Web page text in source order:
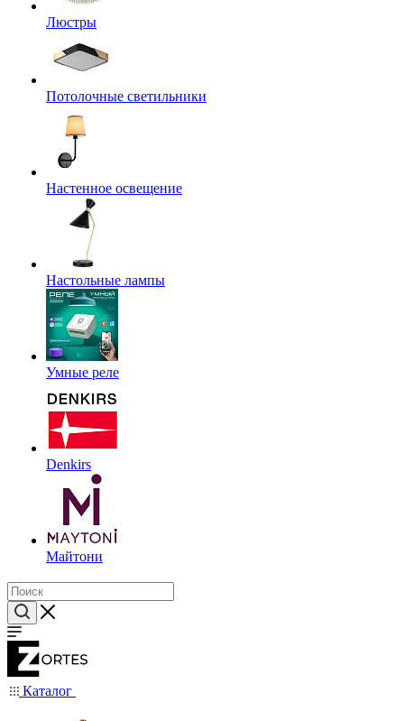
Люстры
Потолочные светильники
Настенное освещение
Настольные лампы
Умные реле
Denkirs
Майтони
Каталог